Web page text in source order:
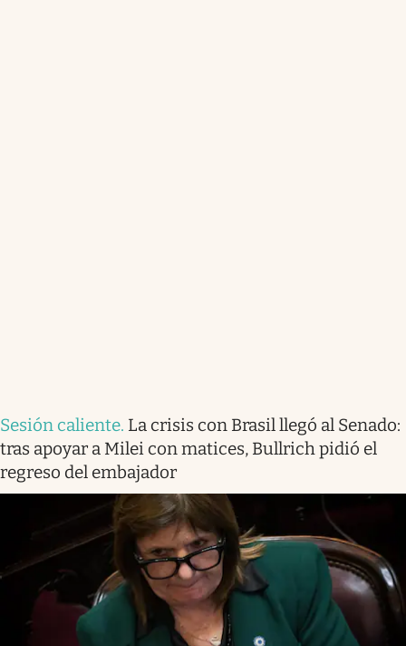
Sesión caliente. La crisis con Brasil llegó al Senado:
tras apoyar a Milei con matices, Bullrich pidió el
regreso del embajador